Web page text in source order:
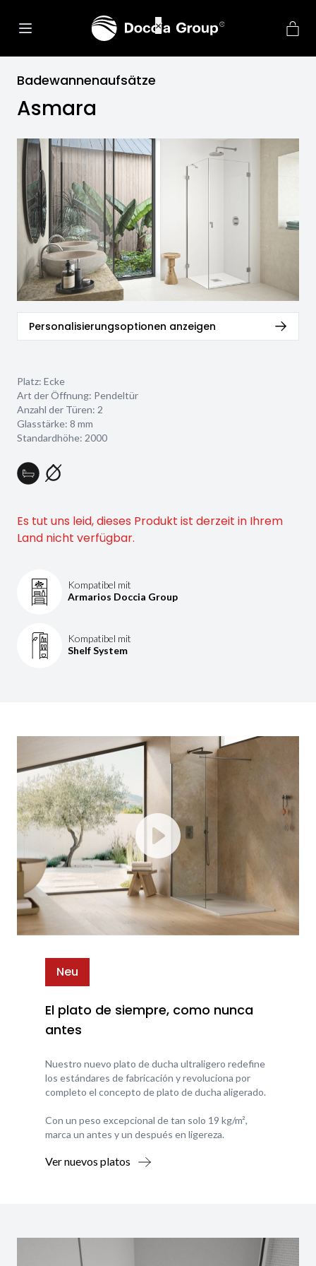
Badewannenaufsätze
Asmara
Personalisierungsoptionen anzeigen
Platz: Ecke
Art der Öffnung: Pendeltür
Anzahl der Türen: 2
Glasstärke: 8 mm
Standardhöhe: 2000
Es tut uns leid, dieses Produkt ist derzeit in Ihrem
Land nicht verfügbar.
Kompatibel mit
Armarios Doccia Group
Kompatibel mit
Shelf System
Neu
El plato de siempre, como nunca
antes
Nuestro nuevo plato de ducha ultraligero redefine
los estándares de fabricación y revoluciona por
completo el concepto de plato de ducha aligerado.
Con un peso excepcional de tan solo 19 kg/m²,
marca un antes y un después en ligereza.
Ver nuevos platos
×